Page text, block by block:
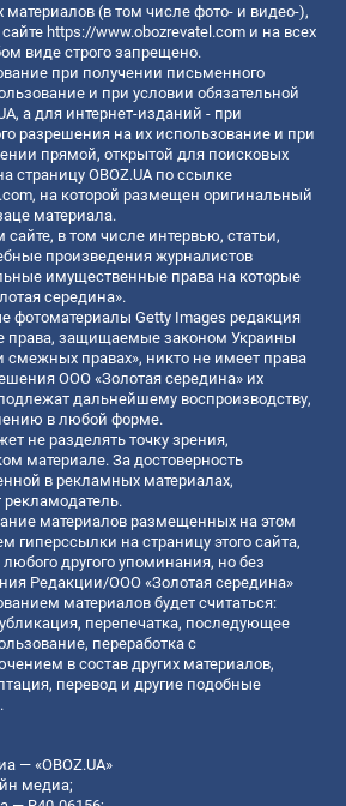
(в том числе фото- и видео-),
https://www.obozrevatel.com и на всех
виде строго запрещено.
при получении письменного
и при условии обязательной
а для интернет-изданий - при
разрешения на их использование и при
прямой, открытой для поисковых
страницу OBOZ.UA по ссылке
, на которой размещен оригинальный
материала.
в том числе интервью, статьи,
произведения журналистов
имущественные права на которые
середина».
фотоматериалы Getty Images редакция
права, защищаемые законом Украины
смежных правах», никто не имеет права
ООО «Золотая середина» их
дальнейшему воспроизводству,
в любой форме.
не разделять точку зрения,
материале. За достоверность
в рекламных материалах,
рекламодатель.
материалов размещенных на этом
гиперссылки на страницу этого сайта,
любого другого упоминания, но без
Редакции/ООО «Золотая середина»
материалов будет считаться:
перепечатка, последующее
переработка с
в состав других материалов,
перевод и другие подобные
— «OBOZ.UA»
медиа;